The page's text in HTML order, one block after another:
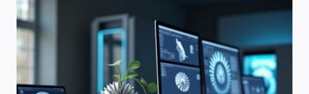
CAD
PASST
ZU